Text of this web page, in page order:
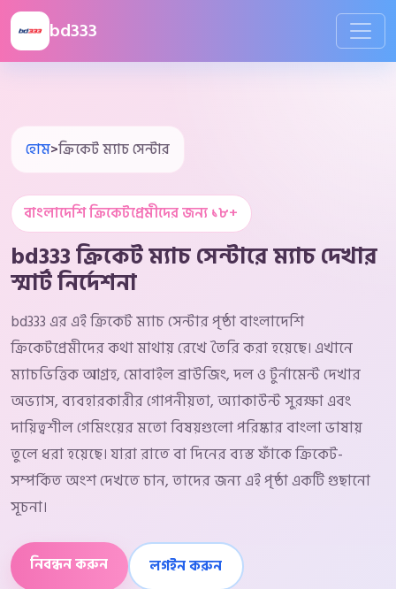
bd333
হোম>ক্রিকেট ম্যাচ সেন্টার
বাংলাদেশি ক্রিকেটপ্রেমীদের জন্য ১৮+
bd333 ক্রিকেট ম্যাচ সেন্টারে ম্যাচ দেখার
স্মার্ট নির্দেশনা
bd333 এর এই ক্রিকেট ম্যাচ সেন্টার পৃষ্ঠা বাংলাদেশি
ক্রিকেটপ্রেমীদের কথা মাথায় রেখে তৈরি করা হয়েছে। এখানে
ম্যাচভিত্তিক আগ্রহ, মোবাইল ব্রাউজিং, দল ও টুর্নামেন্ট দেখার
অভ্যাস, ব্যবহারকারীর গোপনীয়তা, অ্যাকাউন্ট সুরক্ষা এবং
দায়িত্বশীল গেমিংয়ের মতো বিষয়গুলো পরিষ্কার বাংলা ভাষায়
তুলে ধরা হয়েছে। যারা রাতে বা দিনের ব্যস্ত ফাঁকে ক্রিকেট-
সম্পর্কিত অংশ দেখতে চান, তাদের জন্য এই পৃষ্ঠা একটি গুছানো
সূচনা।
নিবন্ধন করুন লগইন করুন